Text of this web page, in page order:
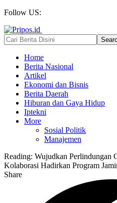
Follow US:
Home
Berita Nasional
Artikel
Ekonomi dan Bisnis
Berita Daerah
Hiburan dan Gaya Hidup
Iptekni
More
Sosial Politik
Manajemen
Reading: Wujudkan Perlindungan
Kolaborasi Hadirkan Program
Share